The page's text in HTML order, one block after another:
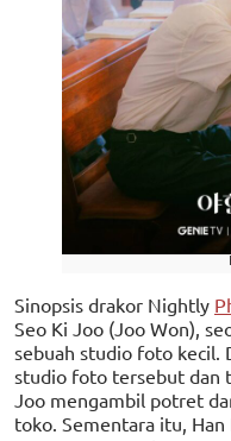
Sinopsis drakor Nightly
Seo Ki Joo (Joo Won),
sebuah studio foto kecil.
studio foto tersebut dan
Joo mengambil potret
toko. Sementara itu, Han